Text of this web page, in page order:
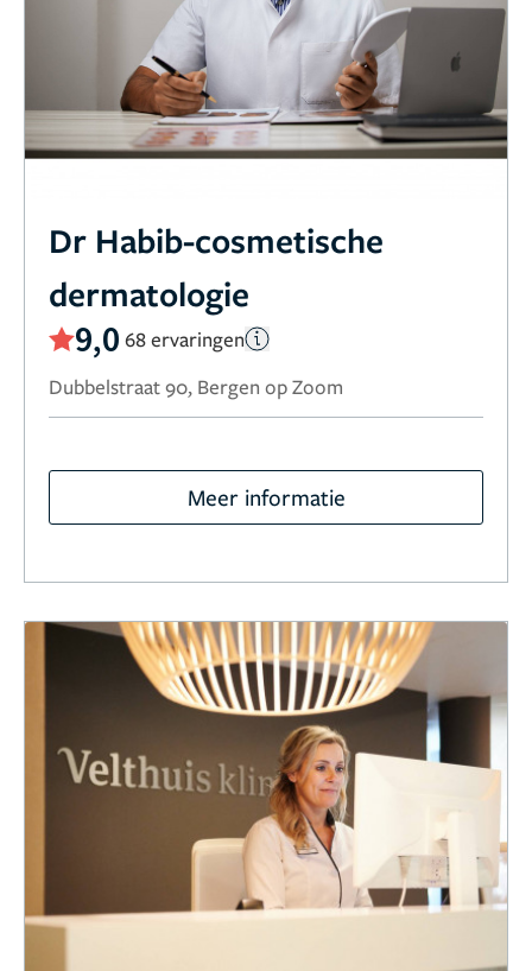
Dr Habib-cosmetische
dermatologie
9,0 68 ervaringen
Dubbelstraat 90, Bergen op Zoom
Meer informatie